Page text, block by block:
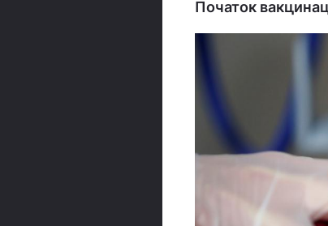
Початок